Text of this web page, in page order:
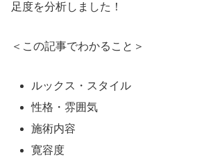
足度を分析しました！
＜この記事でわかること＞
ルックス・スタイル
性格・雰囲気
施術内容
寛容度